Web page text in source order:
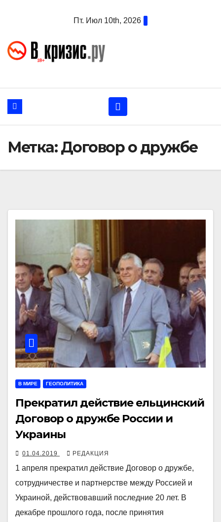
Пт. Июл 10th, 2026
Метка:Договор о дружбе
В МИРЕ ГЕОПОЛИТИКА
Прекратил действие ельцинский
Договор о дружбе России и
Украины
01.04.2019 РЕДАКЦИЯ
1 апреля прекратил действие Договор о дружбе,
сотрудничестве и партнерстве между Россией и
Украиной, действовавший последние 20 лет. В
декабре прошлого года, после принятия